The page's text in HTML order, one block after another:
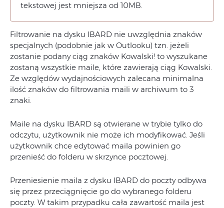
tekstowej jest mniejsza od 10MB.
Filtrowanie na dysku IBARD nie uwzględnia znaków
specjalnych (podobnie jak w Outlooku) tzn. jeżeli
zostanie podany ciąg znaków Kowalski! to wyszukane
zostaną wszystkie maile, które zawierają ciąg Kowalski.
Ze względów wydajnościowych zalecana minimalna
ilość znaków do filtrowania maili w archiwum to 3
znaki.
Maile na dysku IBARD są otwierane w trybie tylko do
odczytu, użytkownik nie może ich modyfikować. Jeśli
użytkownik chce edytować maila powinien go
przenieść do folderu w skrzynce pocztowej.
Przeniesienie maila z dysku IBARD do poczty odbywa
się przez przeciągnięcie go do wybranego folderu
poczty. W takim przypadku cała zawartość maila jest